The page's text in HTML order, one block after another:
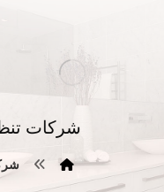
شركات